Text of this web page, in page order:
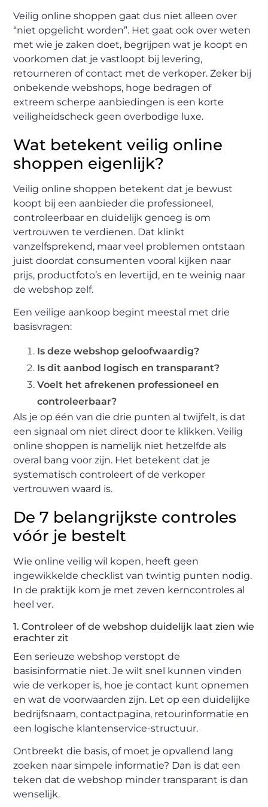
Veilig online shoppen gaat dus niet alleen over
“niet opgelicht worden”. Het gaat ook over weten
met wie je zaken doet, begrijpen wat je koopt en
voorkomen dat je vastloopt bij levering,
retourneren of contact met de verkoper. Zeker bij
onbekende webshops, hoge bedragen of
extreem scherpe aanbiedingen is een korte
veiligheidscheck geen overbodige luxe.
Wat betekent veilig online
shoppen eigenlijk?
Veilig online shoppen betekent dat je bewust
koopt bij een aanbieder die professioneel,
controleerbaar en duidelijk genoeg is om
vertrouwen te verdienen. Dat klinkt
vanzelfsprekend, maar veel problemen ontstaan
juist doordat consumenten vooral kijken naar
prijs, productfoto’s en levertijd, en te weinig naar
de webshop zelf.
Een veilige aankoop begint meestal met drie
basisvragen:
Is deze webshop geloofwaardig?
Is dit aanbod logisch en transparant?
Voelt het afrekenen professioneel en
controleerbaar?
Als je op één van die drie punten al twijfelt, is dat
een signaal om niet direct door te klikken. Veilig
online shoppen is namelijk niet hetzelfde als
overal bang voor zijn. Het betekent dat je
systematisch controleert of de verkoper
vertrouwen waard is.
De 7 belangrijkste controles
vóór je bestelt
Wie online veilig wil kopen, heeft geen
ingewikkelde checklist van twintig punten nodig.
In de praktijk kom je met zeven kerncontroles al
heel ver.
1. Controleer of de webshop duidelijk laat zien wie
erachter zit
Een serieuze webshop verstopt de
basisinformatie niet. Je wilt snel kunnen vinden
wie de verkoper is, hoe je contact kunt opnemen
en wat de voorwaarden zijn. Let op een duidelijke
bedrijfsnaam, contactpagina, retourinformatie en
een logische klantenservice-structuur.
Ontbreekt die basis, of moet je opvallend lang
zoeken naar simpele informatie? Dan is dat een
teken dat de webshop minder transparant is dan
wenselijk.